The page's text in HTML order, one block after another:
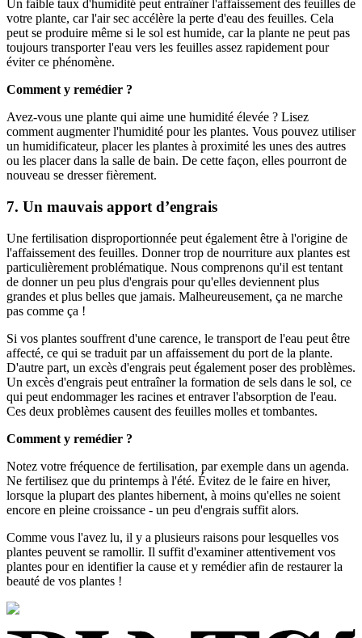
Un faible taux d'humidité peut entraîner l'affaissement des feuilles de
votre plante, car l'air sec accélère la perte d'eau des feuilles. Cela
peut se produire même si le sol est humide, car la plante ne peut pas
toujours transporter l'eau vers les feuilles assez rapidement pour
éviter ce phénomène.
Comment y remédier ?
Avez-vous une plante qui aime une humidité élevée ? Lisez
comment augmenter l'humidité pour les plantes. Vous pouvez utiliser
un humidificateur, placer les plantes à proximité les unes des autres
ou les placer dans la salle de bain. De cette façon, elles pourront de
nouveau se dresser fièrement.
7. Un mauvais apport d’engrais
Une fertilisation disproportionnée peut également être à l'origine de
l'affaissement des feuilles. Donner trop de nourriture aux plantes est
particulièrement problématique. Nous comprenons qu'il est tentant
de donner un peu plus d'engrais pour qu'elles deviennent plus
grandes et plus belles que jamais. Malheureusement, ça ne marche
pas comme ça !
Si vos plantes souffrent d'une carence, le transport de l'eau peut être
affecté, ce qui se traduit par un affaissement du port de la plante.
D'autre part, un excès d'engrais peut également poser des problèmes.
Un excès d'engrais peut entraîner la formation de sels dans le sol, ce
qui peut endommager les racines et entraver l'absorption de l'eau.
Ces deux problèmes causent des feuilles molles et tombantes.
Comment y remédier ?
Notez votre fréquence de fertilisation, par exemple dans un agenda.
Ne fertilisez que du printemps à l'été. Évitez de le faire en hiver,
lorsque la plupart des plantes hibernent, à moins qu'elles ne soient
encore en pleine croissance - un peu d'engrais suffit alors.
Comme vous l'avez lu, il y a plusieurs raisons pour lesquelles vos
plantes peuvent se ramollir. Il suffit d'examiner attentivement vos
plantes pour en identifier la cause et y remédier afin de restaurer la
beauté de vos plantes !